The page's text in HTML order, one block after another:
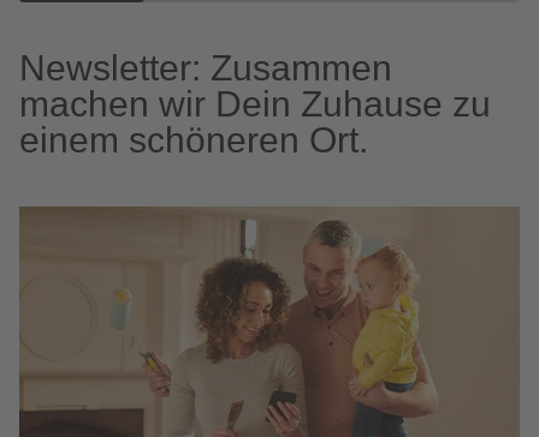
Newsletter: Zusammen
machen wir Dein Zuhause zu
einem schöneren Ort.